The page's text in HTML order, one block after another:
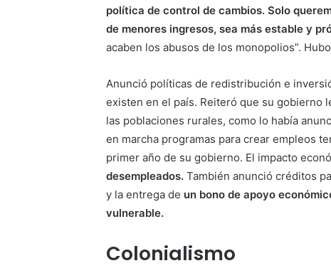
política de control de cambios. Solo
de menores ingresos, sea más estable y
acaben los abusos de los monopolios”.
Anunció políticas de redistribución e
existen en el país. Reiteró que su gobierno
las poblaciones rurales, como lo había
en marcha programas para crear empleos
primer año de su gobierno. El impacto
desempleados. También anunció créditos
y la entrega de un bono de apoyo
vulnerable.
Colonialismo